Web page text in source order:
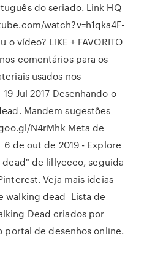
do seriado. Link HQ
watch?v=h1qka4F-
o vídeo? LIKE + FAVORITO
comentários para os
usados nos
Jul 2017 Desenhando o
Mandem sugestões
N4rMhk Meta de
de out de 2019 - Explore
de lillyecco, seguida
Veja mais ideias
walking dead Lista de
Dead criados por
portal de desenhos online.